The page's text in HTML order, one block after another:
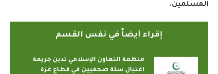
المسلمين.
إقراء أيضاً في نفس القسم
منظمة التعاون الإسلامي تدين جريمة
اغتيال ستة صحفيين في قطاع غزة